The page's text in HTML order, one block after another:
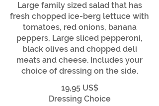
Large family sized salad that has
fresh chopped ice-berg lettuce with
tomatoes, red onions, banana
peppers, Large sliced pepperoni,
black olives and chopped deli
meats and cheese. Includes your
choice of dressing on the side.
19,95 US$
Dressing Choice